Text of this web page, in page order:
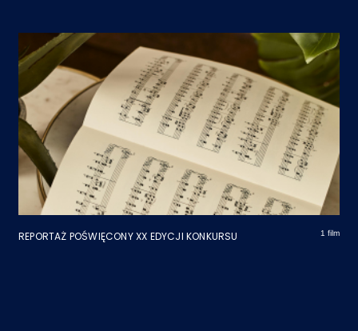
REPORTAŻ POŚWIĘCONY XX EDYCJI KONKURSU 1 film